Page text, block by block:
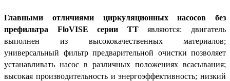
Главными отличиями циркуляционных насосов без
префильтра FloVISE серии TTявляются: двигатель
выполнен из высококачественных материалов;
универсальный фильтр предварительной очистки позволяет
устанавливать насос в различных положениях всасывания;
высокая производительность и энергоэффективность; низкий